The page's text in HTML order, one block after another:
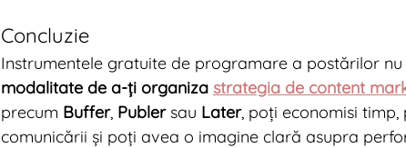
Concluzie
Instrumentele gratuite de programare a postărilor
modalitate de a-ți organiza strategia de content
precum Buffer, Publer sau Later, poți economisi
comunicării și poți avea o imagine clară asupra